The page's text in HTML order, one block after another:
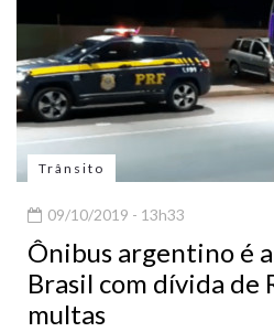
Trânsito
09/10/2019 - 13h33
Ônibus argentino é
Brasil com dívida de
multas